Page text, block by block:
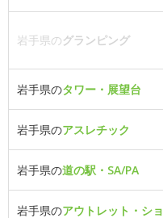
岩手県のグランピング
岩手県のタワー・展望台
岩手県のアスレチック
岩手県の道の駅・SA/PA
岩手県のアウトレット・ショ